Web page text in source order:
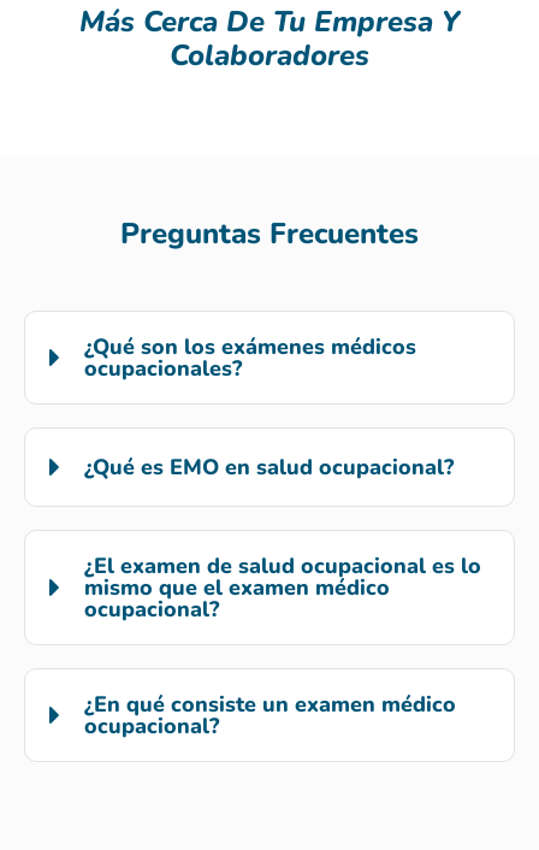
Más Cerca De Tu Empresa Y
Colaboradores
Preguntas Frecuentes
¿Qué son los exámenes médicos
ocupacionales?
¿Qué es EMO en salud ocupacional?
¿El examen de salud ocupacional es lo
mismo que el examen médico
ocupacional?
¿En qué consiste un examen médico
ocupacional?